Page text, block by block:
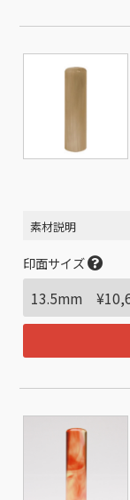
素材説明
印面サイズ